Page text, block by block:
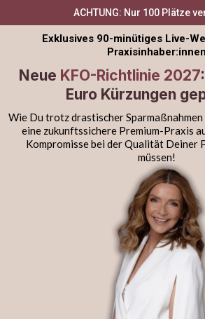
ACHTUNG: Nur 100 Plätze
Exklusives 90-minütiges Live-
Praxisinhaber:innen
Neue KFO-Richtlinie 2027
Euro Kürzungen
Wie Du trotz drastischer
eine zukunftssichere Premium-Praxis
Kompromisse bei der Qualität Deiner
müssen!